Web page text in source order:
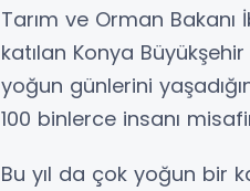
Tarım ve Orman Bakanı
katılan Konya
yoğun günlerini
100 binlerce insanı
Bu yıl da çok yoğun bir